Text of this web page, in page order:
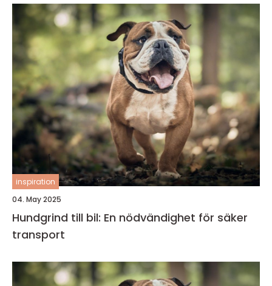
inspiration
04. May 2025
Hundgrind till bil: En nödvändighet för säker
transport